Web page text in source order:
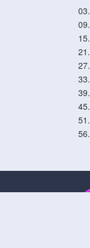
03.
09.
15.
21.
27.
33.
39.
45.
51.
56.